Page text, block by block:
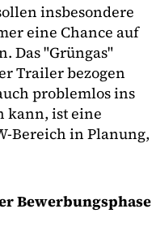
insbesondere
eine Chance auf
Das "Grüngas"
Trailer bezogen
problemlos ins
kann, ist eine
Bereich in Planung,
Bewerbungsphase